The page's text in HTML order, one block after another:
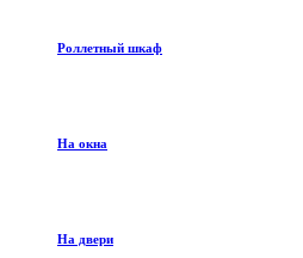
Роллетный шкаф
На окна
На двери